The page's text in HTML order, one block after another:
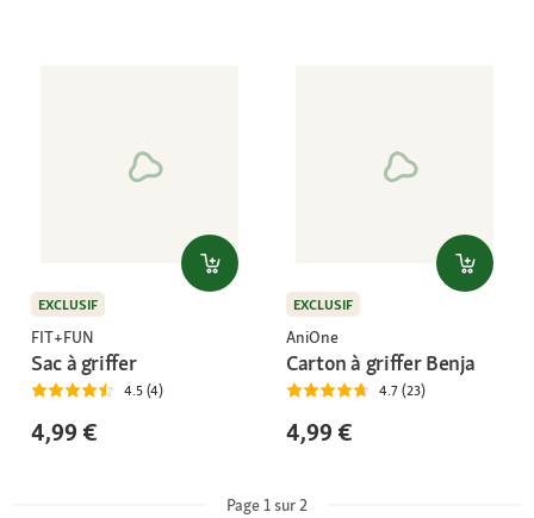
EXCLUSIF
FIT+FUN
Sac à griffer
4.5 (4)
4,99 €
EXCLUSIF
AniOne
Carton à griffer Benja
4.7 (23)
4,99 €
Page 1 sur 2